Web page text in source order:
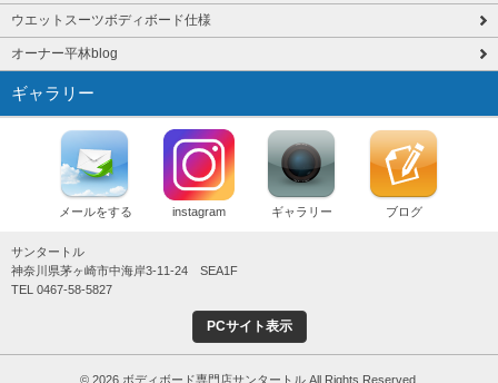
ウエットスーツボディボード仕様
オーナー平林blog
ギャラリー
メールをする instagram ギャラリー ブログ
サンタートル
神奈川県茅ヶ崎市中海岸3-11-24 SEA1F
TEL 0467-58-5827
PCサイト表示
© 2026 ボディボード専門店サンタートル All Rights Reserved.